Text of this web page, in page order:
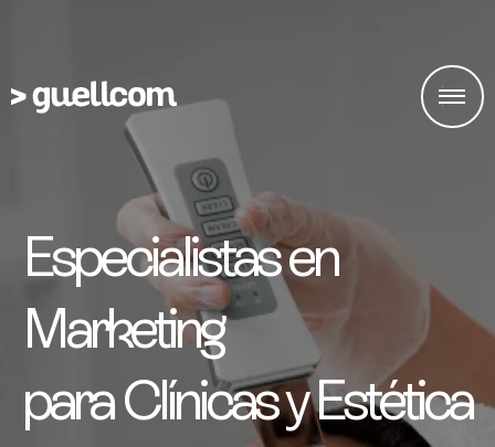
Especialistas en
Marketing
para Clínicas y Estética